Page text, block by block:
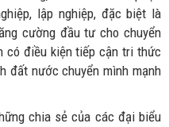
lập nghiệp, đặc biệt là
cường đầu tư cho chuyển
có điều kiện tiếp cận tri thức
đất nước chuyển mình mạnh
chia sẻ của các đại biểu